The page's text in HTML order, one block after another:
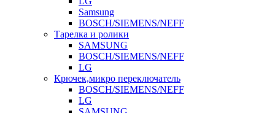
Samsung
BOSCH/SIEMENS/NEFF
Тарелка и ролики
SAMSUNG
BOSCH/SIEMENS/NEFF
LG
Крючек,микро переключатель
BOSCH/SIEMENS/NEFF
LG